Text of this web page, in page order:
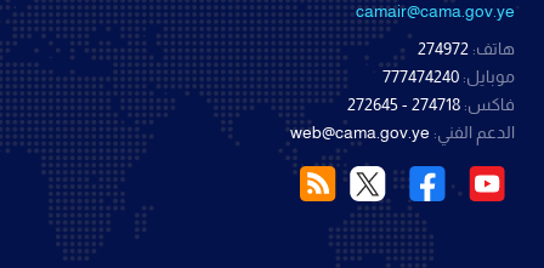
camair@cama.gov.ye
هاتف: 274972
موبايل: 777474240
فاكس: 274718 - 272645
الدعم الفني: web@cama.gov.ye